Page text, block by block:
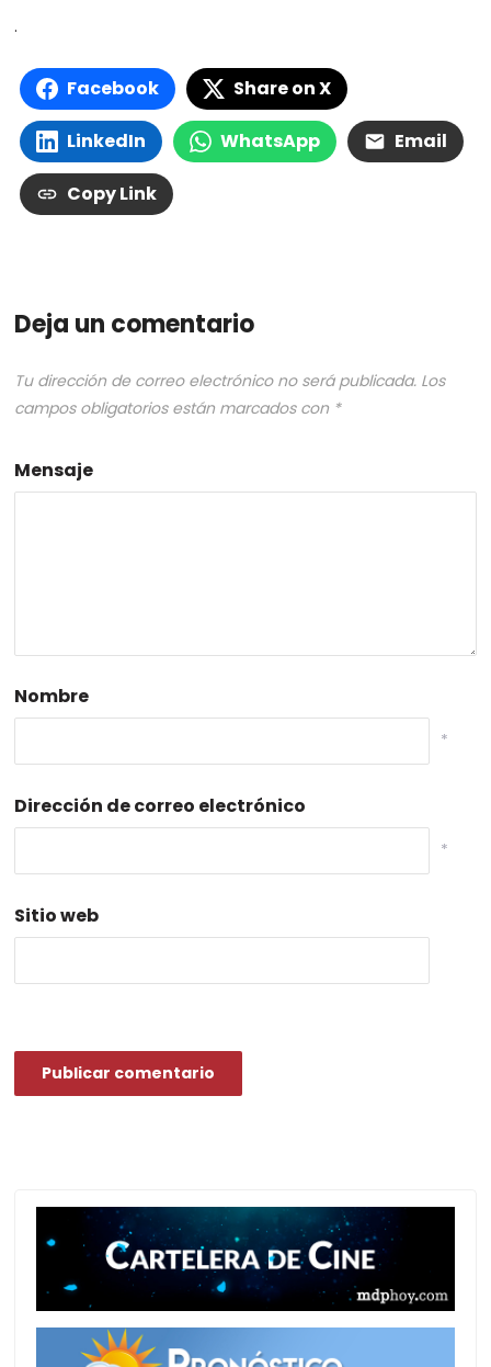
.
Facebook Share on X
LinkedIn WhatsApp Email
Copy Link
Deja un comentario
Tu dirección de correo electrónico no será publicada. Los
campos obligatorios están marcados con *
Mensaje
Nombre
*
Dirección de correo electrónico
*
Sitio web